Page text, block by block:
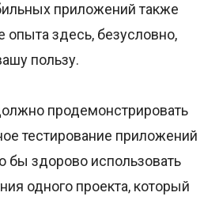
приложений также
опыта здесь, безусловно,
пользу.
продемонстрировать
тестирование приложений
бы здорово использовать
одного проекта, который